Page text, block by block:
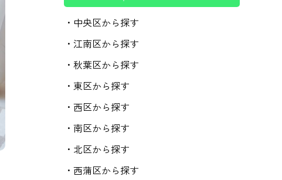
・中央区から探す
・江南区から探す
・秋葉区から探す
・東区から探す
・西区から探す
・南区から探す
・北区から探す
・西蒲区から探す